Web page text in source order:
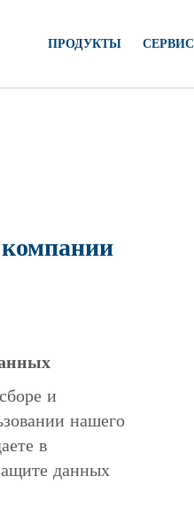
ПРОДУКТЫ СЕРВИС
и
нашего
в
данных